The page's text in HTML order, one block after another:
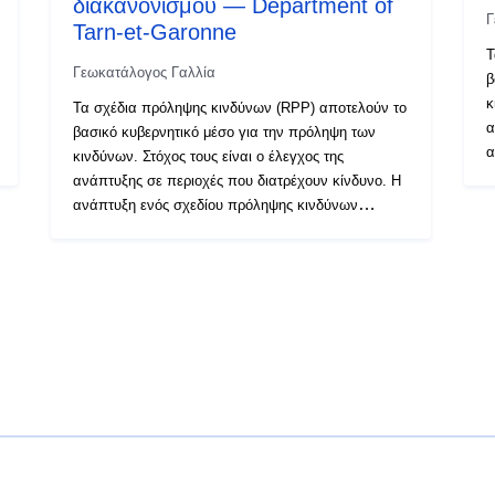
διακανονισμού — Department of
Tarn-et-Garonne
Γεωκατάλογος Γαλλία
Τα σχέδια πρόληψης κινδύνων (RPP) αποτελούν το
βασικό κυβερνητικό μέσο για την πρόληψη των
κινδύνων. Στόχος τους είναι ο έλεγχος της
ανάπτυξης σε περιοχές που διατρέχουν κίνδυνο. Η
ανάπτυξη ενός σχεδίου πρόληψης κινδύνων